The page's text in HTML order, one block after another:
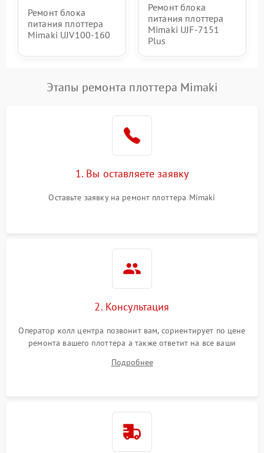
Ремонт блока
питания плоттера
Mimaki UJV100-160
Ремонт блока
питания плоттера
Mimaki UJF-7151
Plus
Этапы ремонта плоттера Mimaki
1. Вы оставляете заявку
Оставьте заявку на ремонт плоттера Mimaki
2. Консультация
Оператор колл центра позвонит вам, сориентирует по цене
ремонта вашего плоттера а также ответит на все ваши
Подробнее